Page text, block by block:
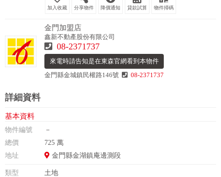
分享物件 降價通知 貸款試算 物件掃碼
金門加盟店
鑫新不動產股份有限公司
08-2371737
來電時請告知是在東森官網看到本物件
金門縣金城鎮民權路146號
08-2371737
詳細資料
基本資料
物件編號
－
總價
725 萬
地址
金門縣金湖鎮庵邊測段
類型
土地